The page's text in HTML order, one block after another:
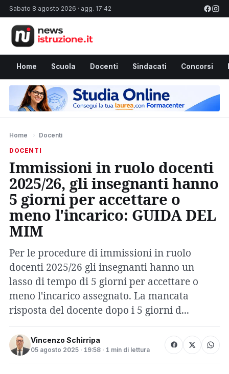
Sabato 8 agosto 2026 · agg. 17:42
Home Scuola Docenti Sindacati Concorsi
Home › Docenti
DOCENTI
Immissioni in ruolo docenti
2025/26, gli insegnanti hanno
5 giorni per accettare o
meno l'incarico: GUIDA DEL
MIM
Per le procedure di immissioni in ruolo
docenti 2025/26 gli insegnanti hanno un
lasso di tempo di 5 giorni per accettare o
meno l'incarico assegnato. La mancata
risposta del docente dopo i 5 giorni d...
Vincenzo Schirripa
05 agosto 2025 · 19:58 · 1 min di lettura